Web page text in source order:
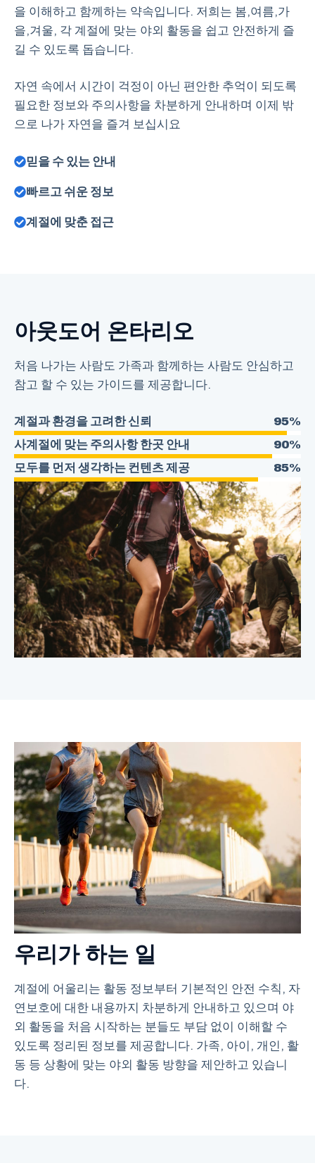
을 이해하고 함께하는 약속입니다. 저희는 봄,여름,가
을,겨울, 각 계절에 맞는 야외 활동을 쉽고 안전하게 즐
길 수 있도록 돕습니다.
자연 속에서 시간이 걱정이 아닌 편안한 추억이 되도록
필요한 정보와 주의사항을 차분하게 안내하며 이제 밖
으로 나가 자연을 즐겨 보십시요
믿을 수 있는 안내
빠르고 쉬운 정보
계절에 맞춘 접근
아웃도어 온타리오
처음 나가는 사람도 가족과 함께하는 사람도 안심하고
참고 할 수 있는 가이드를 제공합니다.
계절과 환경을 고려한 신뢰
95%
사계절에 맞는 주의사항 한곳 안내
90%
모두를 먼저 생각하는 컨텐츠 제공
85%
우리가 하는 일
계절에 어울리는 활동 정보부터 기본적인 안전 수칙, 자
연보호에 대한 내용까지 차분하게 안내하고 있으며 야
외 활동을 처음 시작하는 분들도 부담 없이 이해할 수
있도록 정리된 정보를 제공합니다. 가족, 아이, 개인, 활
동 등 상황에 맞는 야외 활동 방향을 제안하고 있습니
다.